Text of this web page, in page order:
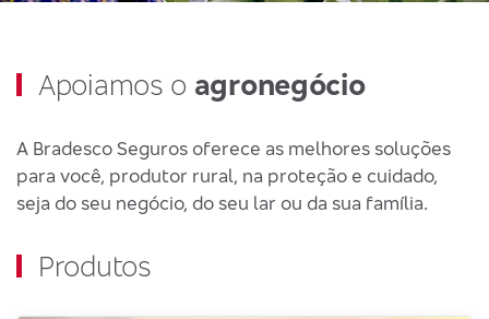
Apoiamos o agronegócio
A Bradesco Seguros oferece as melhores soluções
para você, produtor rural, na proteção e cuidado,
seja do seu negócio, do seu lar ou da sua família.
Produtos